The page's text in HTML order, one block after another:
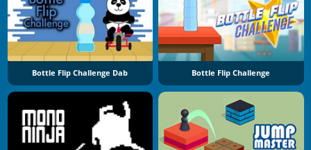
Bottle Flip Challenge Dab Bottle Flip Challenge